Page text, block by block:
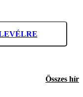
Összes hír